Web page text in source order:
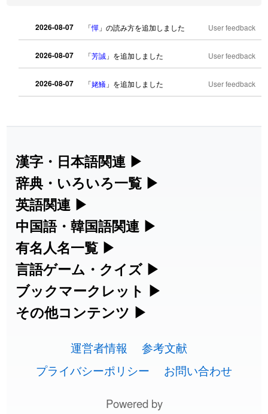
2026-08-07 「憚 」の読み方を追加しました User feedback
2026-08-07 「芳誠 」を追加しました User feedback
2026-08-07 「姥鱶 」を追加しました User feedback
2026-08-06 「 」のイメージを追加しました
2026-08-06 「 元旦」のイメージを追加しました
2026-08-06 「
2026-08-06
2026-08-06 胆石」のイメージを追加しました
2026-08-06 「下取」のイメージを追加しました
2026-08-06 「無性 」のイメージを追加しました
2026-08-06 「黃」のイメージを追加しました
2026-08-06 「 」のイメージを追加しました User feedback
」のイメージを追加しました
漢字・日本語関連 ▶
漢字の読み方検索、手書き入力、書き順
練習など、日本語学習に役立つツールを
集めています。
人名漢字辞典 - 読み方検索
手書き漢字入力
漢字の書き方・書き順 書き取り練習
ひらがなの書き方・書き順
カタカナの書き方・書き順
辞典・いろいろ一覧 ▶
部首・画数別の漢字一覧、熟語辞典、地
名・駅名検索など、各種リファレンスツ
ールです。
部首画数別漢字一覧
常用漢字一覧
画数別なまえ漢字一覧
名前イメージイラスト一覧
英語関連 ▶
カタカナ語・略語の意味検索、発音記
号、リスニング練習など英語学習ツール
です。
カタカナ語の意味・発音・類語辞典
英語の発音記号一覧
英単語リスニングテスト
中国語・韓国語関連 ▶
中国語のピンイン変換、韓国語の手書き
入力など、アジア言語学習ツールです。
手書き中国語入力 変換ツール
韓国語手書き入力
外国語翻訳ツール
有名人名一覧 ▶
海外セレブやスポーツ選手の名前の読み
方・発音を確認できます。
海外有名人の苗字・名前一覧と発音
プレミアリーグ選手名一覧
WEリーグ選手名一覧
言語ゲーム・クイズ ▶
四字熟語パズルや漢字クイズなど、楽し
みながら学べるゲームです。
有名人名前読みクイズ（毎日更新）
四字熟語デイリー穴埋めクイズ（毎日
ブックマークレット ▶
ブラウザに登録して、どのサイトからで
す。
漢字読み方検索ブックマークレット
その他コンテンツ ▶
その他の便利ツールです。
絵文字の意味と使い方
運営者情報
参考文献
プライバシーポリシー
お問い合わせ
Powered by